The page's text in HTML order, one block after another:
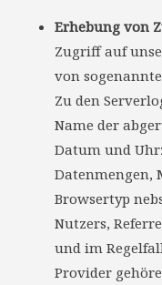
Erhebung von
Zugriff auf
von
Zu den
Name der
Datum und
Datenmengen,
Browsertyp
Nutzers,
und im
Provider